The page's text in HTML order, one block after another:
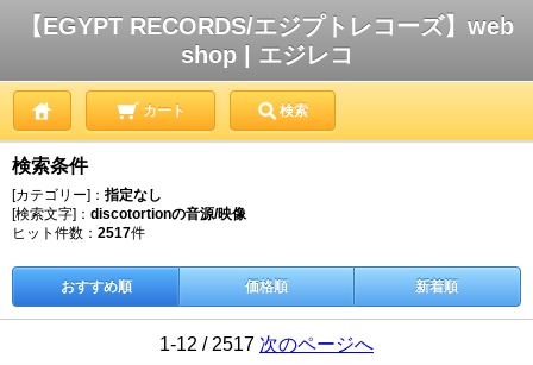
【EGYPT RECORDS/エジプトレコーズ】web
shop | エジレコ
カート 検索
検索条件
[カテゴリー]： 指定なし
[検索文字]： discotortionの音源/映像
ヒット件数： 2517件
おすすめ順 価格順 新着順
1-12 / 2517 次のページへ